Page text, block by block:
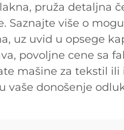
pruža detaljna
Saznajte više o
uz uvid u opsege
povoljne cene sa
mašine za tekstil
vaše donošenje